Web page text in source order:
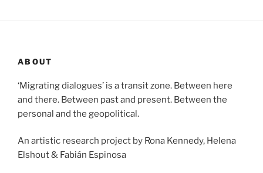
ABOUT
‘Migrating dialogues’ is a transit zone. Between here
and there. Between past and present. Between the
personal and the geopolitical.
An artistic research project by Rona Kennedy, Helena
Elshout & Fabián Espinosa